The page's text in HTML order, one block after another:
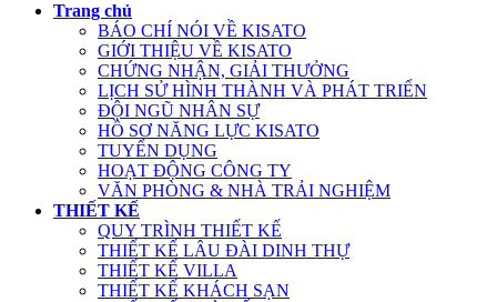
Trang chủ
BÁO CHÍ NÓI VỀ KISATO
GIỚI THIỆU VỀ KISATO
CHỨNG NHẬN, GIẢI THƯỞNG
LỊCH SỬ HÌNH THÀNH VÀ PHÁT TRIỂN
ĐỘI NGŨ NHÂN SỰ
HỒ SƠ NĂNG LỰC KISATO
TUYỂN DỤNG
HOẠT ĐỘNG CÔNG TY
VĂN PHÒNG & NHÀ TRẢI NGHIỆM
THIẾT KẾ
QUY TRÌNH THIẾT KẾ
THIẾT KẾ LÂU ĐÀI DINH THỰ
THIẾT KẾ VILLA
THIẾT KẾ KHÁCH SẠN